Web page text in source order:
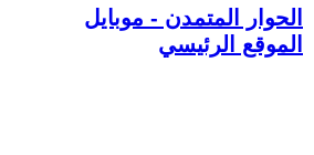
الحوار المتمدن - موبايل
الموقع الرئيسي